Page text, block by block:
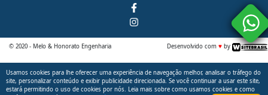
© 2020 - Melo & Honorato Engenharia Desenvolvido com ♥ by
Notice: Undefined index: lgpd in
Usamos cookies para lhe oferecer uma experiência de navegação melhor, analisar o tráfego do
site, personalizar conteúdo e exibir publicidade direcionada. Se você continuar a usar este site,
estará permitindo o uso de cookies por nós. Leia mais sobre como usamos cookies e como